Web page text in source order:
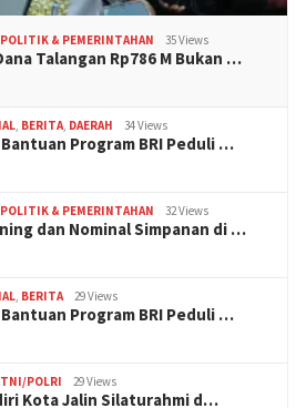
POLITIK & PEMERINTAHAN 35 Views
Talangan Rp786 M Bukan …
, BERITA, DAERAH 34 Views
Bantuan Program BRI Peduli …
POLITIK & PEMERINTAHAN 32 Views
dan Nominal Simpanan di …
, BERITA 29 Views
Bantuan Program BRI Peduli …
TNI/POLRI 29 Views
Kota Jalin Silaturahmi d…